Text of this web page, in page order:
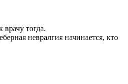
врачу тогда.
невралгия начинается, кто